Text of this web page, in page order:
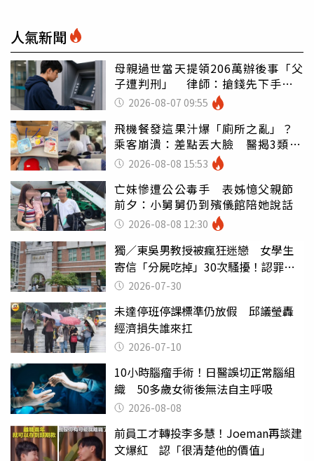
人氣新聞
母親過世當天提領206萬辦後事「父
子遭判刑」 律師：搶錢先下手是
罪 2026-08-07 09:55
飛機餐發這果汁爆「廁所之亂」？
乘客崩潰：差點丟大臉 醫揭3類人
別亂喝
2026-08-08 15:53
亡妹慘遭公公毒手 表姊憶父親節
前夕：小舅舅仍到殯儀館陪她說話
2026-08-08 12:30
獨／東吳男教授被瘋狂迷戀 女學生
寄信「分屍吃掉」30次騷擾！認罪免
關 2026-07-30
未達停班停課標準仍放假 邱議瑩轟
經濟損失誰來扛
2026-07-10
10小時腦瘤手術！日醫誤切正常腦組
織 50多歲女術後無法自主呼吸
2026-08-08
前員工才轉投李多慧！Joeman再談建
文爆紅 認「很清楚他的價值」